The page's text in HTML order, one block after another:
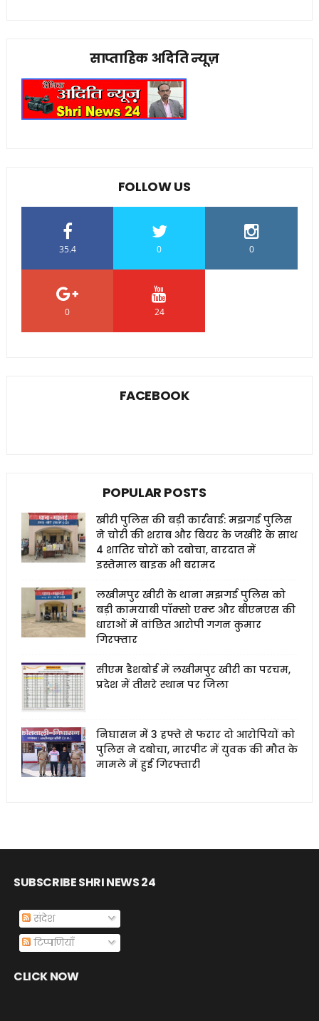
साप्ताहिक अदिति न्यूज़
FOLLOW US
35.4 0 0
0 24
FACEBOOK
POPULAR POSTS
खीरी पुलिस की बड़ी कार्रवाई: मझगई पुलिस
ने चोरी की शराब और बियर के जखीरे के साथ
4 शातिर चोरों को दबोचा, वारदात में
इस्तेमाल बाइक भी बरामद
लखीमपुर खीरी के थाना मझगई पुलिस को
बड़ी कामयाबी पॉक्सो एक्ट और बीएनएस की
धाराओं में वांछित आरोपी गगन कुमार
गिरफ्तार
सीएम डैशबोर्ड में लखीमपुर खीरी का परचम,
प्रदेश में तीसरे स्थान पर जिला
निघासन में 3 हफ्ते से फरार दो आरोपियों को
पुलिस ने दबोचा, मारपीट में युवक की मौत के
मामले में हुई गिरफ्तारी
SUBSCRIBE SHRI NEWS 24
संदेश
टिप्पणियाँ
CLICK NOW